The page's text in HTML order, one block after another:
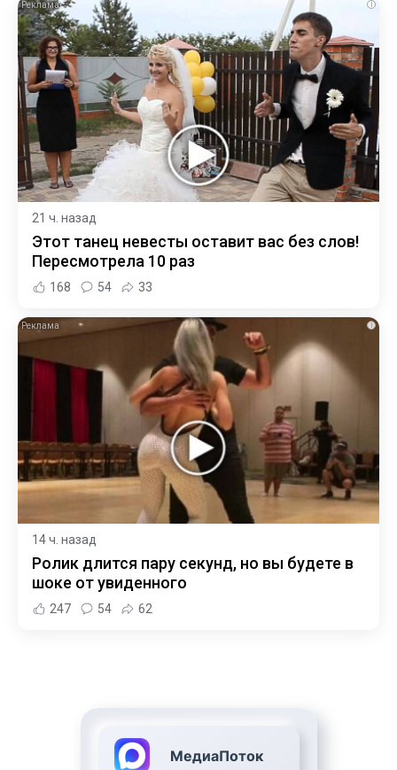
i
21 ч. назад
Этот танец невесты оставит вас без слов!
Пересмотрела 10 раз
168 54 33
i
14 ч. назад
Ролик длится пару секунд, но вы будете в
шоке от увиденного
247 54 62
МедиаПоток